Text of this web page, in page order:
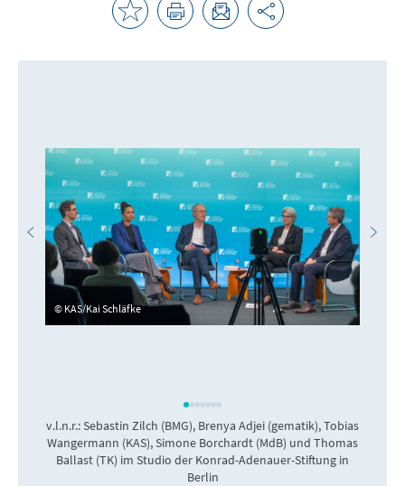
KAS/Kai Schläfke
v.l.n.r.: Sebastin Zilch (BMG), Brenya Adjei (gematik), Tobias
Wangermann (KAS), Simone Borchardt (MdB) und Thomas
Ballast (TK) im Studio der Konrad-Adenauer-Stiftung in
Berlin